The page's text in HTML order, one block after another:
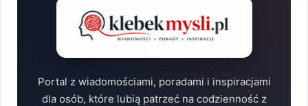
Portal z wiadomościami, poradami i inspiracjami
dla osób, które lubią patrzeć na codzienność z